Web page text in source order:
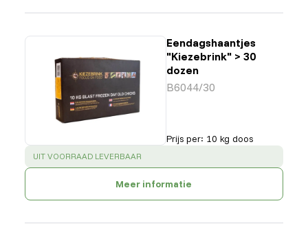
Eendagshaantjes
"Kiezebrink" > 30
dozen
B6044/30
Prijs per: 10 kg doos
SUCCESS:
UIT VOORRAAD LEVERBAAR
Meer informatie